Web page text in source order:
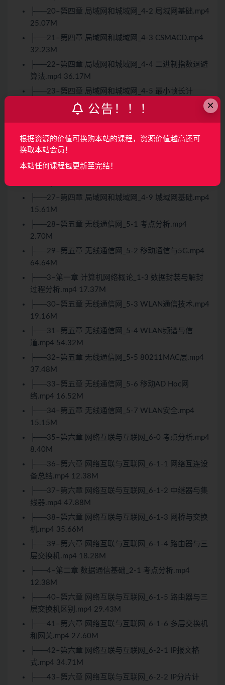
├──20–第四章 局域网和城域网_4-2 局域网基础.mp4
25.07M
├──21–第四章 局域网和城域网_4-3 CSMACD.mp4
32.23M
├──22–第四章 局域网和城域网_4-4 二进制指数退避
算法.mp4 36.17M
├──23–第四章 局域网和城域网_4-5 最小帧长计
算.mp4 22.21M
├──25–第四章 局域网和城域网_4-7 虚拟局域网
├──26–第四章 局域网和城域网_4-8 生成树协议
├──27–第四章 局域网和城域网_4-9 城域网基础.mp4
15.61M
├──28–第五章 无线通信网_5-1 考点分析.mp4
2.70M
├──29–第五章 无线通信网_5-2 移动通信与5G.mp4
64.64M
├──3–第一章 计算机网络概论_1-3 数据封装与解封
过程分析.mp4 17.37M
├──30–第五章 无线通信网_5-3 WLAN通信技术.mp4
19.16M
├──31–第五章 无线通信网_5-4 WLAN频谱与信
道.mp4 54.32M
├──32–第五章 无线通信网_5-5 80211MAC层.mp4
37.48M
├──33–第五章 无线通信网_5-6 移动AD Hoc网
络.mp4 16.52M
├──34–第五章 无线通信网_5-7 WLAN安全.mp4
15.15M
├──35–第六章 网络互联与互联网_6-0 考点分析.mp4
8.40M
├──36–第六章 网络互联与互联网_6-1-1 网络互连设
备总结.mp4 12.38M
├──37–第六章 网络互联与互联网_6-1-2 中继器与集
线器.mp4 47.88M
├──38–第六章 网络互联与互联网_6-1-3 网桥与交换
机.mp4 35.66M
├──39–第六章 网络互联与互联网_6-1-4 路由器与三
层交换机.mp4 18.28M
├──4–第二章 数据通信基础_2-1 考点分析.mp4
12.38M
├──40–第六章 网络互联与互联网_6-1-5 路由器与三
层交换机区别.mp4 29.43M
├──41–第六章 网络互联与互联网_6-1-6 多层交换机
和网关.mp4 27.60M
├──42–第六章 网络互联与互联网_6-2-1 IP报文格
式.mp4 34.71M
├──43–第六章 网络互联与互联网_6-2-2 IP分片计
×
公告！！！
根据资源的价值可换购本站的课程，资源价值越高还可
换取本站会员！
本站任何课程包更新至完结！